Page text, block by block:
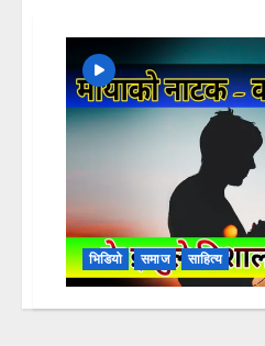
भिडियो समाज साहित्य